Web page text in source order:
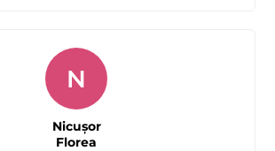
N
Nicușor
Florea